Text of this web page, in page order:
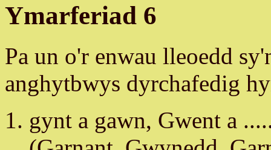
Ymarferiad 6
Pa un o'r enwau lleoedd
anghytbwys dyrchafedig
gynt a gawn, Gwent a